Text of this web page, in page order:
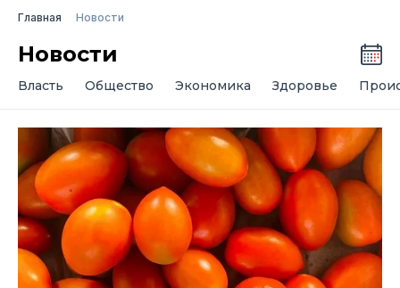
Главная Новости
Новости
Власть Общество Экономика Здоровье